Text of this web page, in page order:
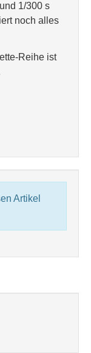
1/300 s
noch alles
Reihe ist
Artikel